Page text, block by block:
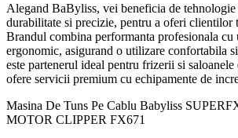
Alegand BaByliss, vei beneficia de tehnologie
durabilitate si precizie, pentru a oferi clientilor
Brandul combina performanta profesionala cu
ergonomic, asigurand o utilizare confortabila
este partenerul ideal pentru frizerii si saloanele
ofere servicii premium cu echipamente de
Masina De Tuns Pe Cablu Babyliss
MOTOR CLIPPER FX671